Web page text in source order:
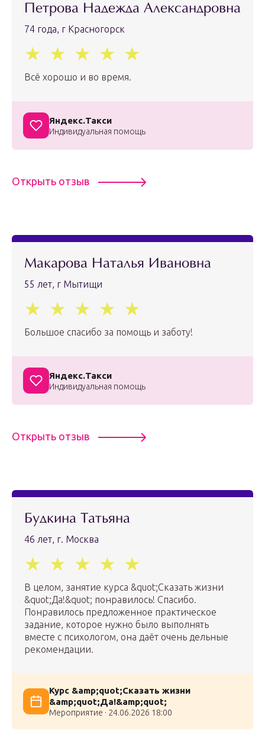
Петрова Надежда Александровна
74 года, г Красногорск
Всё хорошо и во время.
Яндекс.Такси
Индивидуальная помощь
Открыть отзыв
Макарова Наталья Ивановна
55 лет, г Мытищи
Большое спасибо за помощь и заботу!
Яндекс.Такси
Индивидуальная помощь
Открыть отзыв
Будкина Татьяна
46 лет, г. Москва
В целом, занятие курса &quot;Сказать жизни
&quot;Да!&quot; понравилось! Спасибо.
Понравилось предложенное практическое
задание, которое нужно было выполнять
вместе с психологом, она даёт очень дельные
рекомендации.
Курс &amp;quot;Сказать жизни
&amp;quot;Да!&amp;quot;
Мероприятие · 24.06.2026 18:00